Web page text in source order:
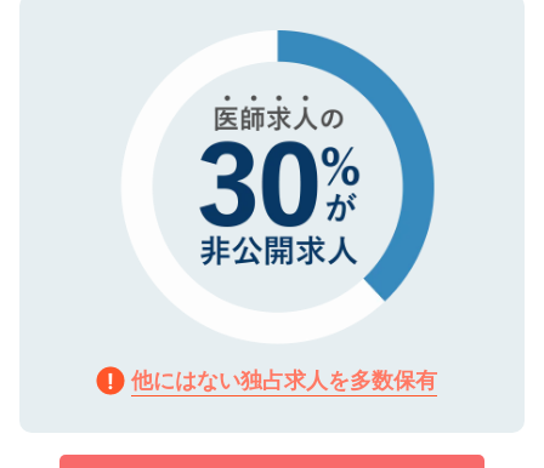
で、機密保持に関してもご安心ください。
他にはない独占求人を多数保有